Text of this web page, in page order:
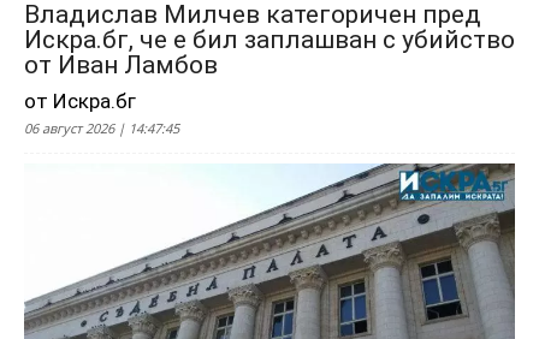
Владислав Милчев категоричен пред
Искра.бг, че е бил заплашван с убийство
от Иван Ламбов
от Искра.бг
06 август 2026 | 14:47:45